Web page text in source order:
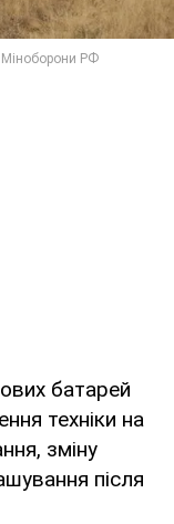
батарей
техніки на
зміну
після